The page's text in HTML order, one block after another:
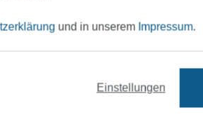
IMMER AUF DEM
neuesten Stand & erhalte einen
und in unserem Impressum.
Einstellungen